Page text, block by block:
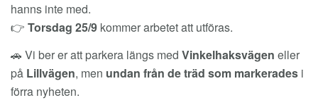
hanns inte med.
👉 Torsdag 25/9 kommer arbetet att utföras.
🚗 Vi ber er att parkera längs med Vinkelhaksvägen eller
på Lillvägen, men undan från de träd som markerades i
förra nyheten.